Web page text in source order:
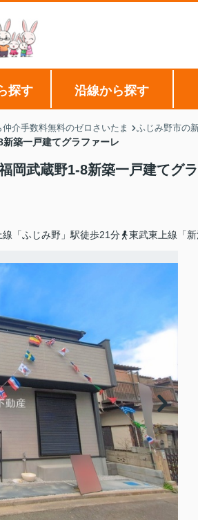
探す 沿線から探す
介手数料無料のゼロさいたま ふじみ野市の
新築一戸建てグラファーレ
岡武蔵野1-8新築一戸建てグ
線「ふじみ野」駅徒歩21分 東武東上線「